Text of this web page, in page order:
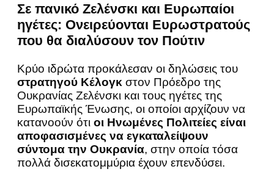
Σε πανικό Ζελένσκι και Ευρωπαίοι
ηγέτες: Ονειρεύονται Ευρωστρατούς
που θα διαλύσουν τον Πούτιν
Κρύο ιδρώτα προκάλεσαν οι δηλώσεις του
στρατηγού Κέλογκ στον Πρόεδρο της
Ουκρανίας Ζελένσκι και τους ηγέτες της
Ευρωπαϊκής Ένωσης, οι οποίοι αρχίζουν να
κατανοούν ότι οι Ηνωμένες Πολιτείες είναι
αποφασισμένες να εγκαταλείψουν
σύντομα την Ουκρανία, στην οποία τόσα
πολλά δισεκατομμύρια έχουν επενδύσει.